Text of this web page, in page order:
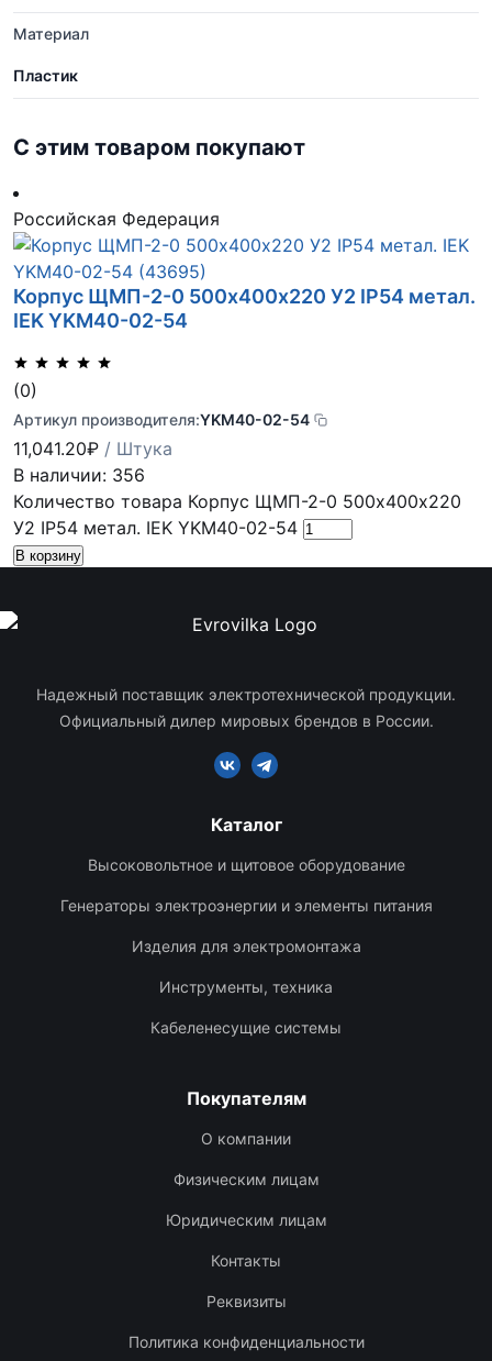
Материал
Пластик
С этим товаром покупают
Российская Федерация
Корпус ЩМП-2-0 500х400х220 У2 IP54 метал.
IEK YKM40-02-54
(0)
Артикул производителя:YKM40-02-54
11,041.20₽ / Штука
В наличии: 356
Количество товара Корпус ЩМП-2-0 500х400х220
У2 IP54 метал. IEK YKM40-02-54
В корзину
Надежный поставщик электротехнической продукции.
Официальный дилер мировых брендов в России.
Каталог
Высоковольтное и щитовое оборудование
Генераторы электроэнергии и элементы питания
Изделия для электромонтажа
Инструменты, техника
Кабеленесущие системы
Покупателям
О компании
Физическим лицам
Юридическим лицам
Контакты
Реквизиты
Политика конфиденциальности